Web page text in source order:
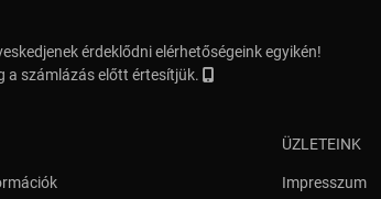
érdeklődni elérhetőségeink egyikén!
a számlázás előtt értesítjük.
ÜZLETEINK
Impresszum